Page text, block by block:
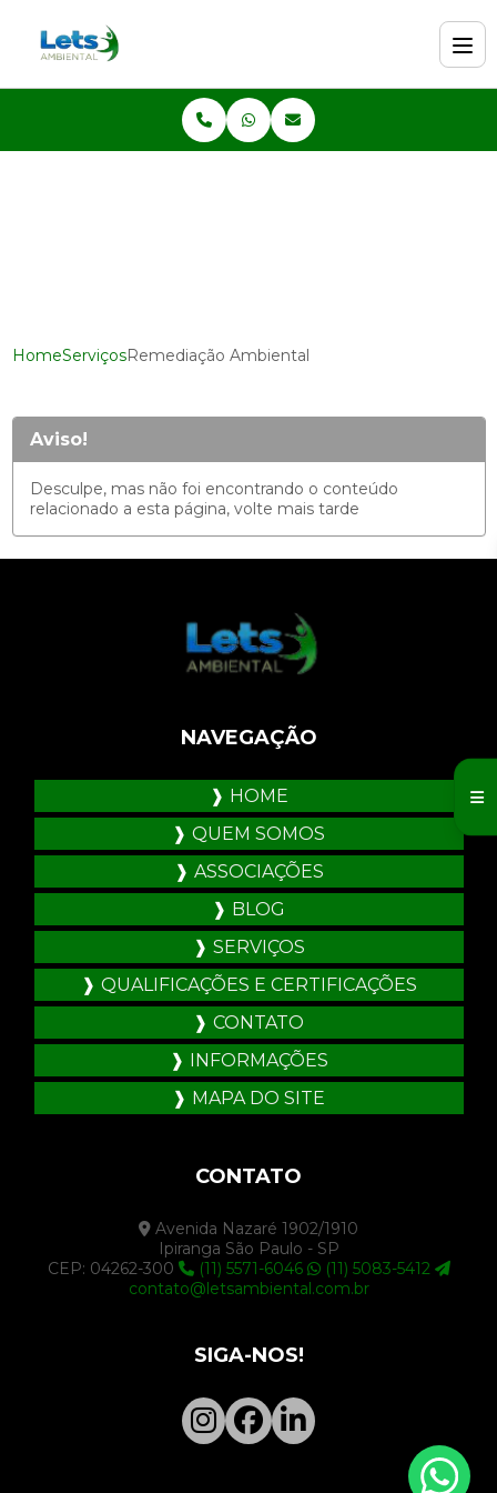
HomeServiçosRemediação Ambiental
Aviso!
Desculpe, mas não foi encontrando o conteúdo
relacionado a esta página, volte mais tarde
NAVEGAÇÃO
HOME
QUEM SOMOS
ASSOCIAÇÕES
BLOG
SERVIÇOS
QUALIFICAÇÕES E CERTIFICAÇÕES
CONTATO
INFORMAÇÕES
MAPA DO SITE
CONTATO
Avenida Nazaré 1902/1910
Ipiranga São Paulo - SP
CEP: 04262-300
(11) 5571-6046
(11) 5083-5412
contato@letsambiental.com.br
SIGA-NOS!